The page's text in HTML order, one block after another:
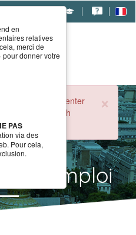
×
CERAH call center
Monday through
à l'emploi
en
relatives
merci de
donner votre
PAS
via des
Pour cela,